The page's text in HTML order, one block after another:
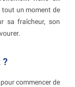
tout un moment de
sa fraîcheur, son
commencer de